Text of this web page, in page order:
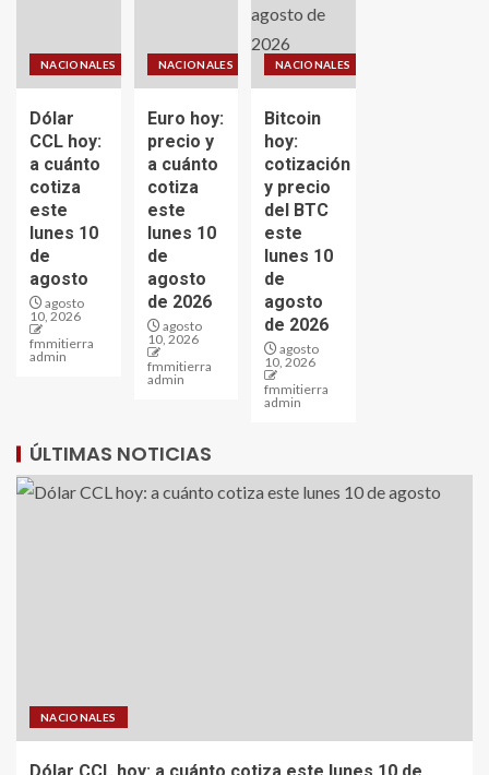
NACIONALES
Dólar
CCL hoy:
a cuánto
cotiza
este
lunes 10
de
agosto
agosto
10, 2026
fmmitierra
admin
NACIONALES
Euro hoy:
precio y
a cuánto
cotiza
este
lunes 10
de
agosto
de 2026
agosto
10, 2026
fmmitierra
admin
NACIONALES
Bitcoin
hoy:
cotización
y precio
del BTC
este
lunes 10
de
agosto
de 2026
agosto
10, 2026
fmmitierra
admin
ÚLTIMAS NOTICIAS
NACIONALES
Dólar CCL hoy: a cuánto cotiza este lunes 10 de